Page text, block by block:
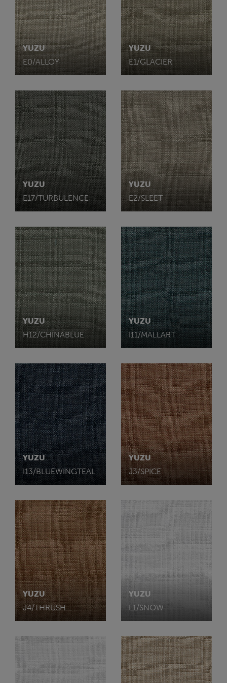
YUZU
E0/ALLOY
YUZU
E1/GLACIER
YUZU
E17/TURBULENCE
YUZU
E2/SLEET
YUZU
H12/CHINABLUE
YUZU
I11/MALLART
YUZU
I13/BLUEWINGTEAL
YUZU
J3/SPICE
YUZU
J4/THRUSH
YUZU
L1/SNOW